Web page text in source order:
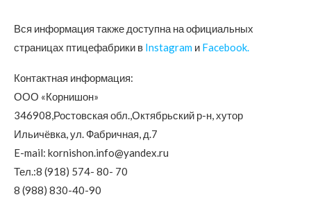
Вся информация также доступна на официальных
страницах птицефабрики в Instagram и Facebook.
Контактная информация:
ООО «Корнишон»
346908,Ростовская обл.,Октябрьский р-н, хутор
Ильичёвка, ул. Фабричная, д.7
E-mail: kornishon.info@yandex.ru
Тел.:8 (918) 574- 80- 70
8 (988) 830-40-90